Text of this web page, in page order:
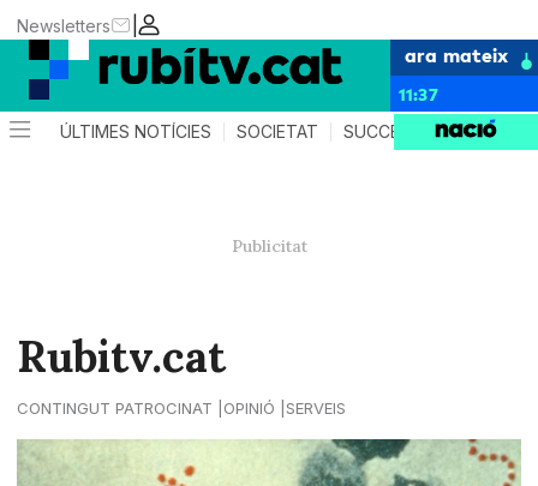
|
Newsletters
ara mateix
11:37
ÚLTIMES NOTÍCIES SOCIETAT SUCCESSOS
Rubitv.cat
CONTINGUT PATROCINAT OPINIÓ SERVEIS